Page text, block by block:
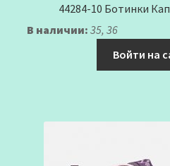
44284-10 Ботинки
В наличии: 35, 36
Войти на